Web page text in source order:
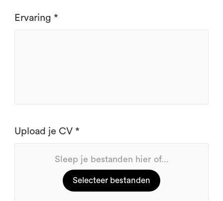
Ervaring *
Upload je CV *
Sleep je bestanden hier of...
Selecteer bestanden